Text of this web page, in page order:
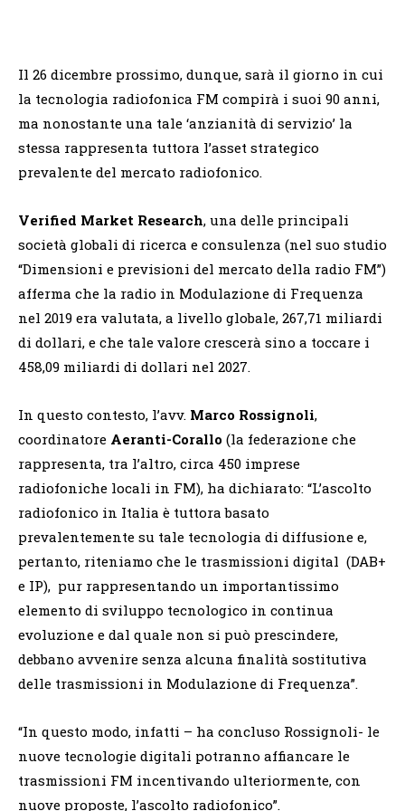
Il 26 dicembre prossimo, dunque, sarà il giorno in cui
la tecnologia radiofonica FM compirà i suoi 90 anni,
ma nonostante una tale ‘anzianità di servizio’ la
stessa rappresenta tuttora l’asset strategico
prevalente del mercato radiofonico.
Verified Market Research, una delle principali
società globali di ricerca e consulenza (nel suo studio
“Dimensioni e previsioni del mercato della radio FM”)
afferma che la radio in Modulazione di Frequenza
nel 2019 era valutata, a livello globale, 267,71 miliardi
di dollari, e che tale valore crescerà sino a toccare i
458,09 miliardi di dollari nel 2027.
In questo contesto, l’avv. Marco Rossignoli,
coordinatore Aeranti-Corallo (la federazione che
rappresenta, tra l’altro, circa 450 imprese
radiofoniche locali in FM), ha dichiarato: “L’ascolto
radiofonico in Italia è tuttora basato
prevalentemente su tale tecnologia di diffusione e,
pertanto, riteniamo che le trasmissioni digital (DAB+
e IP), pur rappresentando un importantissimo
elemento di sviluppo tecnologico in continua
evoluzione e dal quale non si può prescindere,
debbano avvenire senza alcuna finalità sostitutiva
delle trasmissioni in Modulazione di Frequenza”.
“In questo modo, infatti – ha concluso Rossignoli- le
nuove tecnologie digitali potranno affiancare le
trasmissioni FM incentivando ulteriormente, con
nuove proposte, l’ascolto radiofonico”.